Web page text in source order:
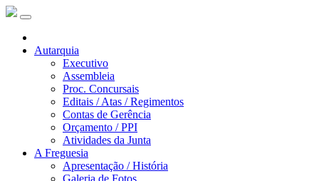
Autarquia
Executivo
Assembleia
Proc. Concursais
Editais / Atas / Regimentos
Contas de Gerência
Orçamento / PPI
Atividades da Junta
A Freguesia
Apresentação / História
Galeria de Fotos